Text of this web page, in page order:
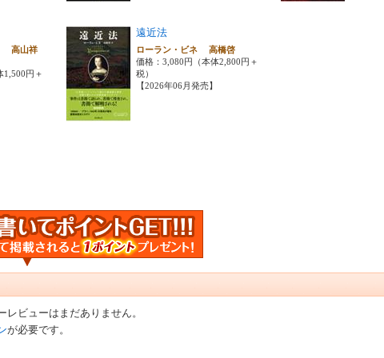
高山祥
1,500円＋
遠近法
ローラン・ビネ 高橋啓
価格：3,080円（本体2,800円＋
税）
【2026年06月発売】
レビューはまだありません。
が必要です。